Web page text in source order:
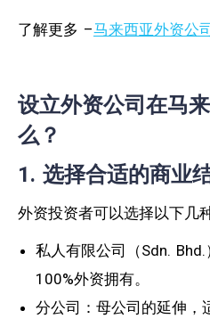
了解更多 –马来西亚外资公
设立外资公司在马
么？
1. 选择合适的商业
外资投资者可以选择以下几
私人有限公司（Sdn.
100%外资拥有。
分公司：母公司的延伸，